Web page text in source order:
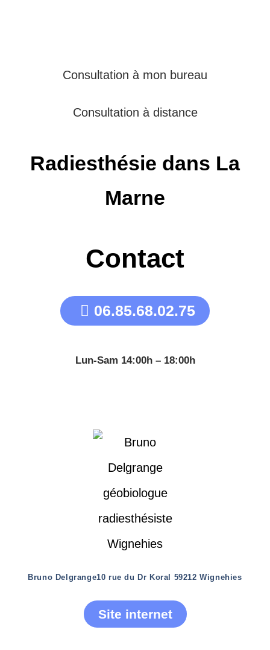
Consultation à mon bureau
Consultation à distance
Radiesthésie dans La
Marne
Contact
06.85.68.02.75
Lun-Sam 14:00h – 18:00h
Bruno Delgrange10 rue du Dr Koral 59212 Wignehies
Site internet